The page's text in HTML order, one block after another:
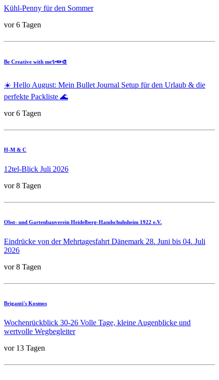
Kühl-Penny für den Sommer
vor 6 Tagen
Be Creative with me✨✏️🎨
☀️ Hello August: Mein Bullet Journal Setup für den Urlaub & die
perfekte Packliste 🌊
vor 6 Tagen
H-M & C
12tel-Blick Juli 2026
vor 8 Tagen
Obst- und Gartenbauverein Heidelberg-Handschuhsheim 1922 e.V.
Eindrücke von der Mehrtagesfahrt Dänemark 28. Juni bis 04. Juli
2026
vor 8 Tagen
Briganti's Kosmos
Wochenrückblick 30-26 Volle Tage, kleine Augenblicke und
wertvolle Wegbegleiter
vor 13 Tagen